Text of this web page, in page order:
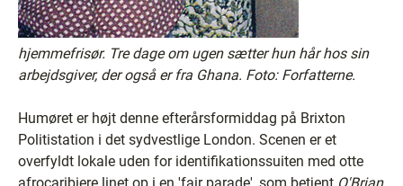
hjemmefrisør. Tre dage om ugen sætter hun hår hos sin
arbejdsgiver, der også er fra Ghana. Foto: Forfatterne.
Humøret er højt denne efterårsformiddag på Brixton
Politistation i det sydvestlige London. Scenen er et
overfyldt lokale uden for identifikationssuiten med otte